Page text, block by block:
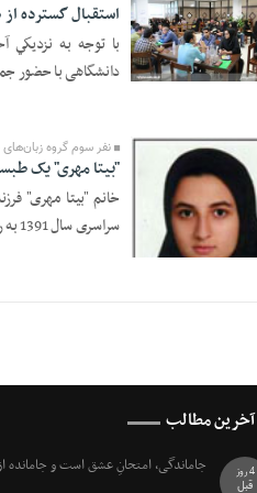
11 Mordad 1394 -
استقبال گسترده
دانشگاهی با حضور
نفر سوم گروه
"بیتا مهری" یک
خانم "بیتا مهری"
سراسری سال 1391 به رتبه سوم گروه زبان‌های ...
آخرین مطالب
جاماندگی، امتحانِ عشق است و جامانده
4 روز
قبل